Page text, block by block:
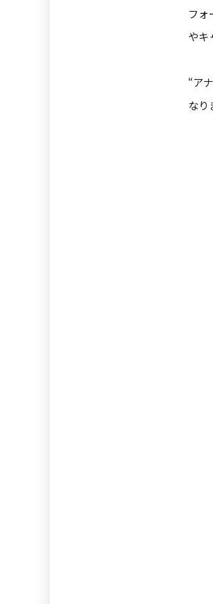
フォ
やキ
“ア
なり